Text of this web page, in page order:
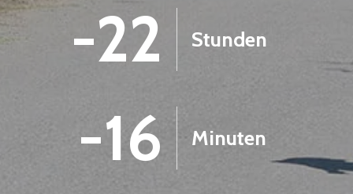
-22 Stunden
-16 Minuten